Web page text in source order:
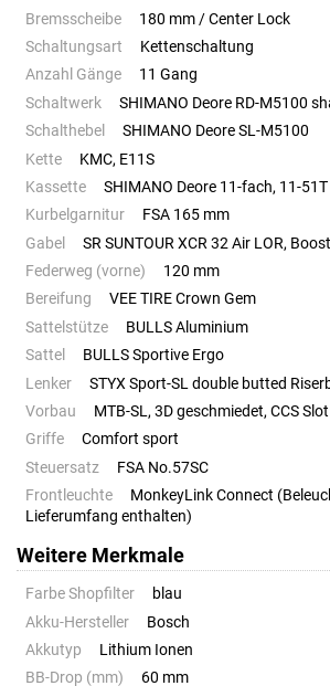
Bremsscheibe
180 mm / Center Lock
Schaltungsart
Kettenschaltung
Anzahl Gänge
11 Gang
Schaltwerk
SHIMANO Deore RD-M5100
Schalthebel
SHIMANO Deore SL-M5100
Kette
KMC, E11S
Kassette
SHIMANO Deore 11-fach, 11-51T
Kurbelgarnitur
FSA 165 mm
Gabel
SR SUNTOUR XCR 32 Air LOR, Boost
Federweg (vorne)
120 mm
Bereifung
VEE TIRE Crown Gem
Sattelstütze
BULLS Aluminium
Sattel
BULLS Sportive Ergo
Lenker
STYX Sport-SL double butted
Vorbau
MTB-SL, 3D geschmiedet, CCS
Griffe
Comfort sport
Steuersatz
FSA No.57SC
Frontleuchte
MonkeyLink Connect
Lieferumfang enthalten)
Weitere Merkmale
Farbe Shopfilter
blau
Akku-Hersteller
Bosch
Akkutyp
Lithium Ionen
BB-Drop (mm)
60 mm